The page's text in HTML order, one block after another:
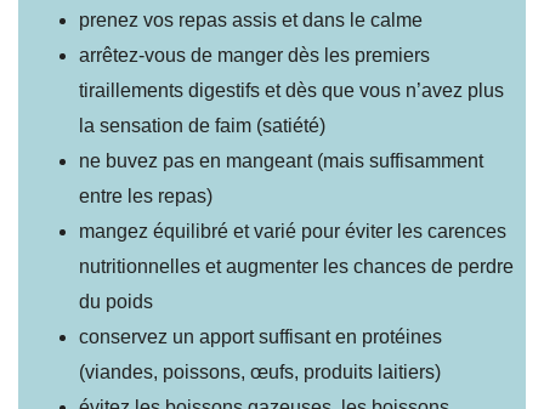
prenez vos repas assis et dans le calme
arrêtez-vous de manger dès les premiers
tiraillements digestifs et dès que vous n’avez plus
la sensation de faim (satiété)
ne buvez pas en mangeant (mais suffisamment
entre les repas)
mangez équilibré et varié pour éviter les carences
nutritionnelles et augmenter les chances de perdre
du poids
conservez un apport suffisant en protéines
(viandes, poissons, œufs, produits laitiers)